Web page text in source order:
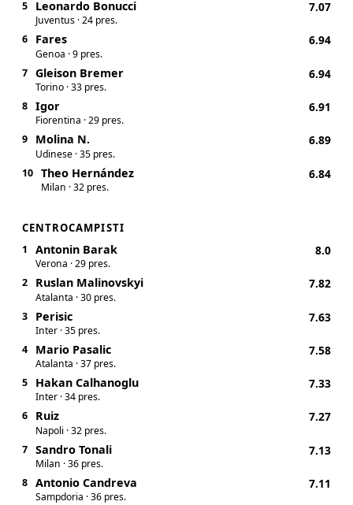
5 Leonardo Bonucci
Juventus · 24 pres.
7.07
6 Fares
Genoa · 9 pres.
6.94
7 Gleison Bremer
Torino · 33 pres.
6.94
8 Igor
Fiorentina · 29 pres.
6.91
9 Molina N.
Udinese · 35 pres.
6.89
10 Theo Hernández
Milan · 32 pres.
6.84
CENTROCAMPISTI
1 Antonin Barak
Verona · 29 pres.
8.0
2 Ruslan Malinovskyi
Atalanta · 30 pres.
7.82
3 Perisic
Inter · 35 pres.
7.63
4 Mario Pasalic
Atalanta · 37 pres.
7.58
5 Hakan Calhanoglu
Inter · 34 pres.
7.33
6 Ruiz
Napoli · 32 pres.
7.27
7 Sandro Tonali
Milan · 36 pres.
7.13
8 Antonio Candreva
Sampdoria · 36 pres.
7.11